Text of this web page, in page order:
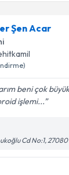
Şen Acar
beni çok büyük
işlemi...
Cd No:1, 27080